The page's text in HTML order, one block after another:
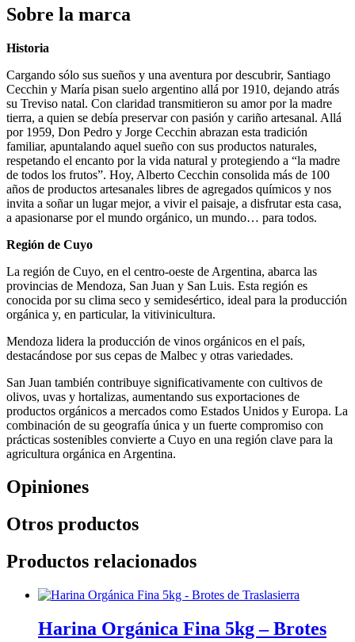
Sobre la marca
Historia
Cargando sólo sus sueños y una aventura por descubrir, Santiago
Cecchin y María pisan suelo argentino allá por 1910, dejando atrás
su Treviso natal. Con claridad transmitieron su amor por la madre
tierra, a quien se debía preservar con pasión y cariño artesanal. Allá
por 1959, Don Pedro y Jorge Cecchin abrazan esta tradición
familiar, apuntalando aquel sueño con sus productos naturales,
respetando el encanto por la vida natural y protegiendo a “la madre
de todos los frutos”. Hoy, Alberto Cecchin consolida más de 100
años de productos artesanales libres de agregados químicos y nos
invita a soñar un lugar mejor, a vivir el paisaje, a disfrutar esta casa,
a apasionarse por el mundo orgánico, un mundo… para todos.
Región de Cuyo
La región de Cuyo, en el centro-oeste de Argentina, abarca las
provincias de Mendoza, San Juan y San Luis. Esta región es
conocida por su clima seco y semidesértico, ideal para la producción
orgánica y, en particular, la vitivinicultura.
Mendoza lidera la producción de vinos orgánicos en el país,
destacándose por sus cepas de Malbec y otras variedades.
San Juan también contribuye significativamente con cultivos de
olivos, uvas y hortalizas, aumentando sus exportaciones de
productos orgánicos a mercados como Estados Unidos y Europa. La
combinación de su geografía única y un fuerte compromiso con
prácticas sostenibles convierte a Cuyo en una región clave para la
agricultura orgánica en Argentina.
Opiniones
Otros productos
Productos relacionados
Harina Orgánica Fina 5kg – Brotes